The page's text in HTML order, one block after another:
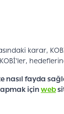
karar,
nasıl fayda
içinweb